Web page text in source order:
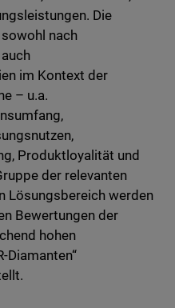
Die
nach
im Kontext der
– u.a.
Produktloyalität und
der relevanten
Lösungsbereich werden
Bewertungen der
hohen
Diamanten“